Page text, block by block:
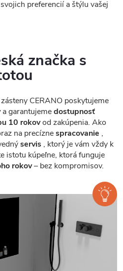
preferencií a štýlu vašej
značka s
CERANO poskytujeme
a garantujemedostupnosť
10 rokovod zakúpenia. Ako
na precíznespracovanie ,
servis , ktorý je vám vždy k
istotu kúpeľne, ktorá funguje
rokov– bez kompromisov.